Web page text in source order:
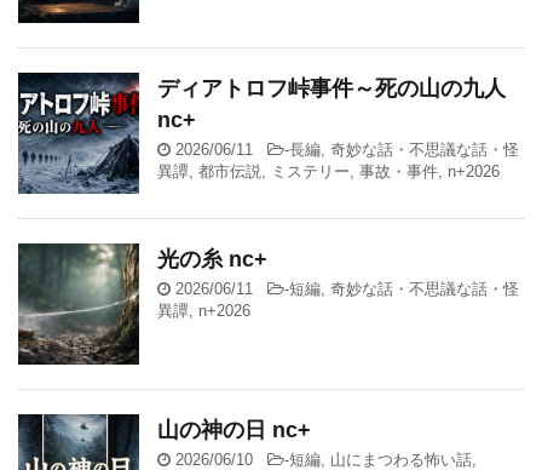
ディアトロフ峠事件～死の山の九人
nc+
2026/06/11 -長編, 奇妙な話・不思議な話・怪
異譚, 都市伝説, ミステリー, 事故・事件, n+2026
光の糸 nc+
2026/06/11 -短編, 奇妙な話・不思議な話・怪
異譚, n+2026
山の神の日 nc+
2026/06/10 -短編, 山にまつわる怖い話,